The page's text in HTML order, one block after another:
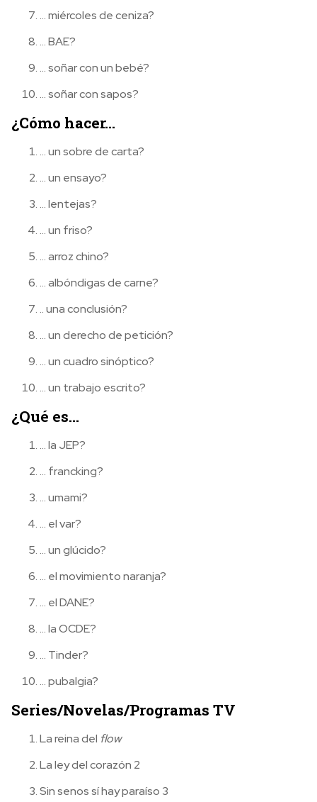
… miércoles de ceniza?
… BAE?
… soñar con un bebé?
… soñar con sapos?
¿Cómo hacer…
… un sobre de carta?
… un ensayo?
… lentejas?
… un friso?
… arroz chino?
… albóndigas de carne?
.. una conclusión?
… un derecho de petición?
… un cuadro sinóptico?
… un trabajo escrito?
¿Qué es…
… la JEP?
… francking?
… umami?
… el var?
… un glúcido?
… el movimiento naranja?
… el DANE?
… la OCDE?
… Tinder?
… pubalgia?
Series/Novelas/Programas TV
La reina del flow
La ley del corazón 2
Sin senos sí hay paraíso 3